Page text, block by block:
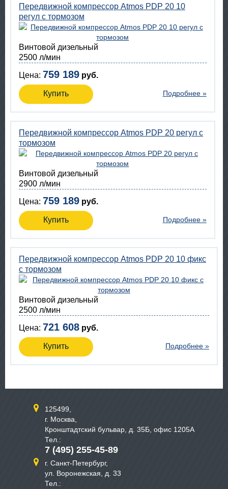
Передвижной компрессор Atmos PDP 20 10
регул с тормозом
Винтовой дизельный
2500 л/мин
Цена: 759 189 руб.
Купить Подробнее »
Передвижной компрессор Atmos PDP 20 регул с
тормозом
Винтовой дизельный
2900 л/мин
Цена: 759 189 руб.
Купить Подробнее »
Передвижной компрессор Atmos PDP 20 10 фикс
с тормозом
Винтовой дизельный
2500 л/мин
Цена: 721 608 руб.
Купить Подробнее »
125499,
г. Москва,
Кронштадтский бульвар, д. 35Б, офис 1205А
Тел.:
7 (495) 255-45-89
г. Санкт-Петербург,
ул. Воронежская, д. 33
Тел.: